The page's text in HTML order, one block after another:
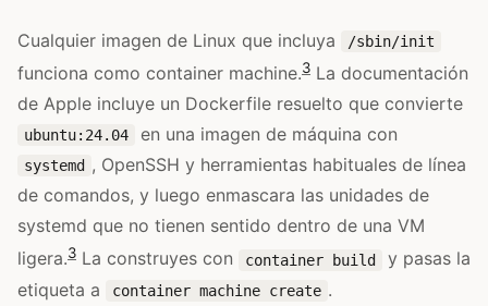
Cualquier imagen de Linux que incluya /sbin/init
funciona como container machine.3 La documentación
de Apple incluye un Dockerfile resuelto que convierte
ubuntu:24.04 en una imagen de máquina con
systemd , OpenSSH y herramientas habituales de línea
de comandos, y luego enmascara las unidades de
systemd que no tienen sentido dentro de una VM
ligera.3 La construyes con container build
y pasas la
etiqueta a
container machine create .